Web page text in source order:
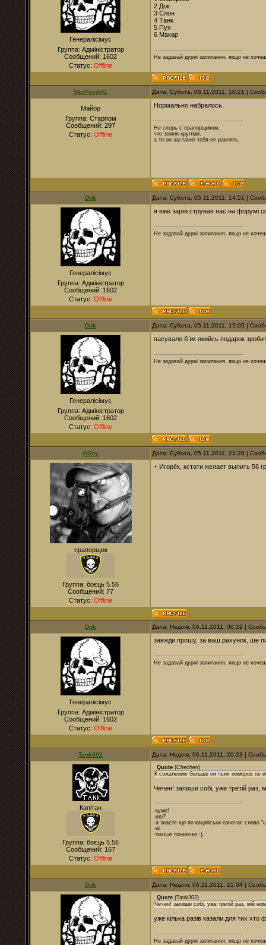
Генералісімус
Группа: Адміністратор
Сообщений: 1602
Статус: Offline
2 Док
3 Слон
4 Танк
5 Пух
6 Макар
Не задавай дурні запитання, якщо не
SkyFoxAH1 Дата: Субота, 05.11.2011, 10:21 |
Майор
Группа: Старпом
Сообщений: 297
Статус: Offline
Нормально набралось.
Не спорь с прапорщиком,
что земля круглая,
а то он заставит тебя ее равнять.
Dok Дата: Субота, 05.11.2011, 14:51 |
Генералісімус
Группа: Адміністратор
Сообщений: 1602
Статус: Offline
я вже зареєстрував нас на форумі
Не задавай дурні запитання, якщо не
Dok Дата: Субота, 05.11.2011, 15:05 |
Генералісімус
Группа: Адміністратор
Сообщений: 1602
Статус: Offline
пасувало б їм якийсь подарок
Не задавай дурні запитання, якщо не
OShy Дата: Субота, 05.11.2011, 21:28 |
прапорщик
Группа: боєць 5.56
Сообщений: 77
Статус: Offline
+ Игорёк, кстати желает выпить 56
Dok Дата: Неділя, 06.11.2011, 00:19 |
Генералісімус
Группа: Адміністратор
Сообщений: 1602
Статус: Offline
завжди прошу, за ваш рахунок, ше
Не задавай дурні запитання, якщо не
Tank302 Дата: Неділя, 06.11.2011, 20:23 |
Капітан
Группа: боєць 5.56
Сообщений: 167
Статус: Offline
Quote (Chechen)
К сожалению больше ни чьих номеров не
Чечен! запиши собі, уже третій раз,
-куме!
-шо?
-а знаєте що по-кацапськи означає слово
-ні
-тихіше панночко :)
Dok Дата: Неділя, 06.11.2011, 21:04 |
Quote (Tank302)
Чечен! запиши собі, уже третій
уже кілька разів казали для тих
Не задавай дурні запитання, якщо не